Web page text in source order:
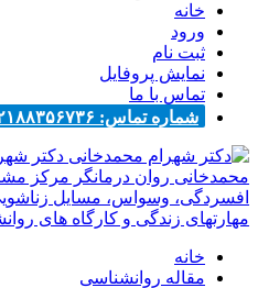
خانه
ورود
ثبت نام
نمایش پروفایل
تماس با ما
شماره تماس: ۰۲۱۸۸۳۵۶۷۳۶
دکتر
محمدخانی روان درمانگر مرکز
افسردگی، وسواس، مسایل
مهارتهای زندگی و کارگاه های
خانه
مقاله روانشناسی